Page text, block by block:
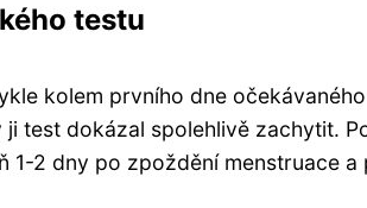
testu
kolem prvního dne
test dokázal spolehlivě zachytit.
1-2 dny po zpoždění menstruace